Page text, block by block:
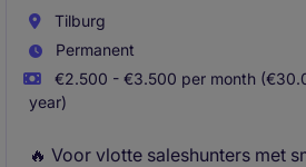
Tilburg
Permanent
€2.500 - €3.500 per month
year)
🔥 Voor vlotte saleshunters met